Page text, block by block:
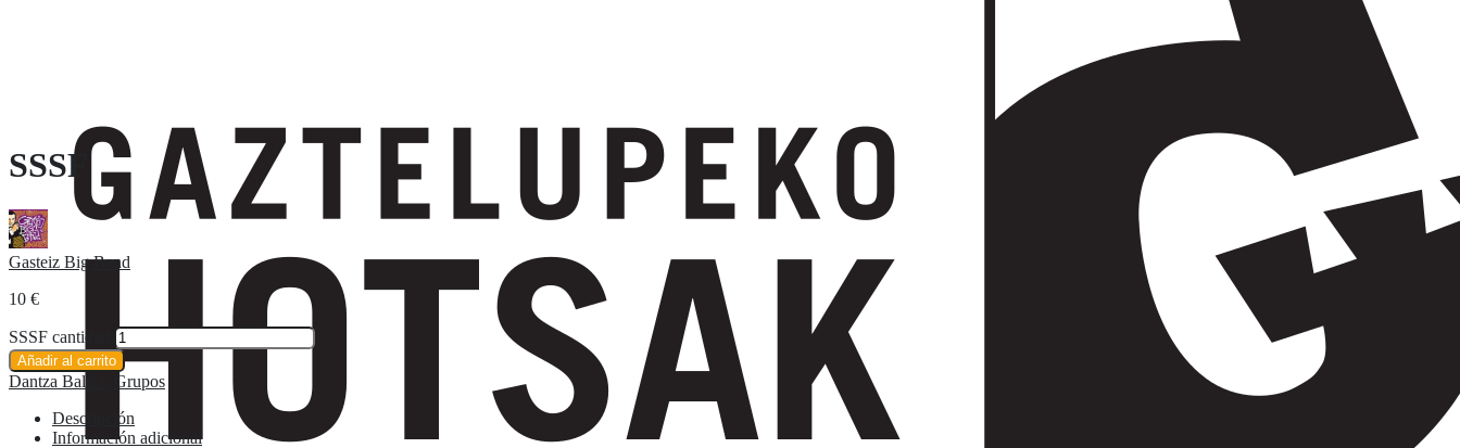
SSSF
Gasteiz Big Band
10 €
SSSF cantidad
Añadir al carrito
Dantza Baltza
Grupos
Descripción
Información adicional